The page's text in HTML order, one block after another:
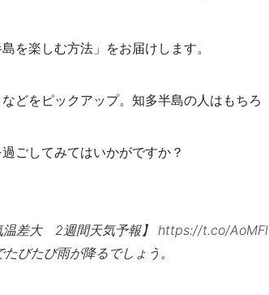
を楽しむ方法」をお届けします。
どをピックアップ。知多半島の人はもちろ
ごしてみてはいかがですか？
差大 2週間天気予報】 https://t.co/AoMFl
びたび雨が降るでしょう。